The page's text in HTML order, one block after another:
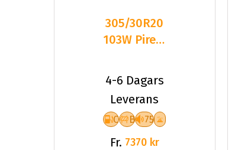
305/30R20
103W Pirelli
SOTTOZERO
4-6 Dagars
Leverans
C B 75
Fr. 7370 kr